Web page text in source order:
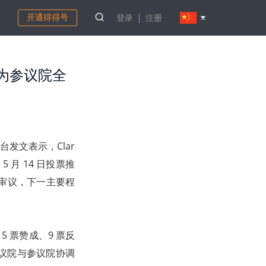
开通得得号 登录 注册
参议院全
发文表示，Clar
月 14 日投票推
议，下一主要程
票赞成、9 票反
院与参议院协调